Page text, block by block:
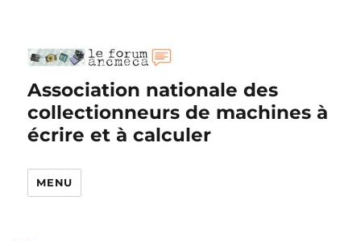
Association nationale des
collectionneurs de machines à
écrire et à calculer
MENU